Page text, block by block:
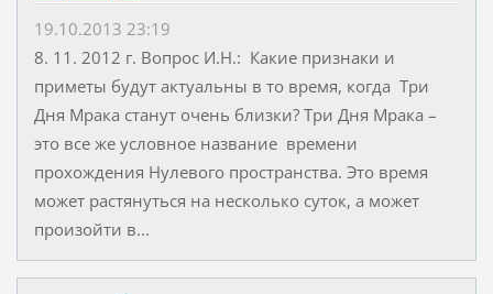
19.10.2013 23:19
8. 11. 2012 г. Вопрос И.Н.: Какие признаки и
приметы будут актуальны в то время, когда Три
Дня Мрака станут очень близки? Три Дня Мрака –
это все же условное название времени
прохождения Нулевого пространства. Это время
может растянуться на несколько суток, а может
произойти в...